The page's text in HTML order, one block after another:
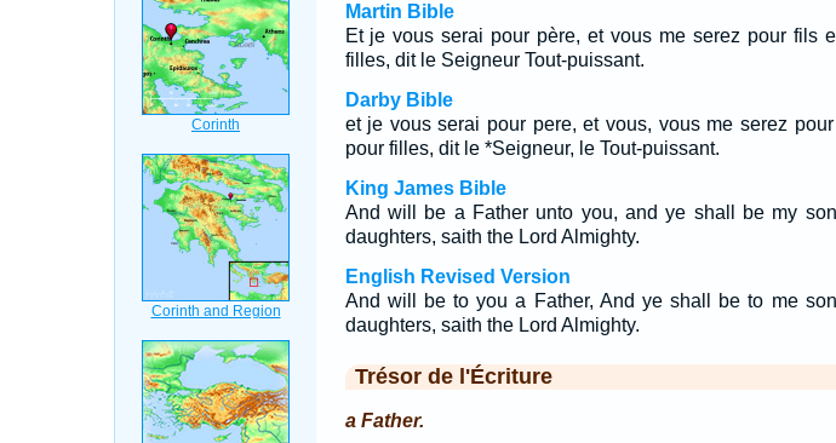
Martin Bible
Et je vous serai pour père, et vous me serez pour fils
filles, dit le Seigneur Tout-puissant.
Darby Bible
et je vous serai pour pere, et vous, vous me serez
pour filles, dit le *Seigneur, le Tout-puissant.
King James Bible
And will be a Father unto you, and ye shall be my
daughters, saith the Lord Almighty.
English Revised Version
And will be to you a Father, And ye shall be to me
daughters, saith the Lord Almighty.
Trésor de l'Écriture
a Father.